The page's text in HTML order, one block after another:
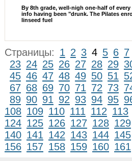
By 8th grade, well-nigh one-half of
info having been "drunk. The Pilates
linseed fuel
Страницы: 1 2 3 4 5 6 7
23 24 25 26 27 28 29
45 46 47 48 49 50 51
67 68 69 70 71 72 73
89 90 91 92 93 94 95
108 109 110 111 112 113
124 125 126 127 128 129
140 141 142 143 144 145
156 157 158 159 160 161